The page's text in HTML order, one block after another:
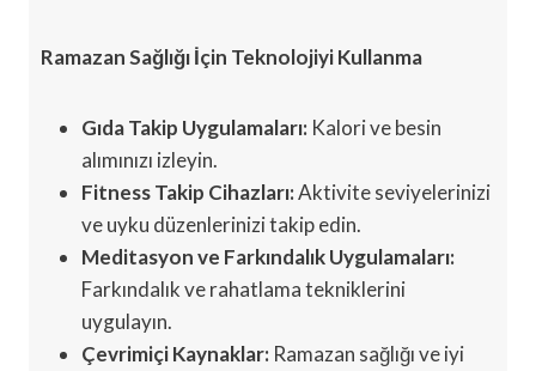
Ramazan Sağlığı İçin Teknolojiyi Kullanma
Gıda Takip Uygulamaları: Kalori ve besin
alımınızı izleyin.
Fitness Takip Cihazları:Aktivite seviyelerinizi
ve uyku düzenlerinizi takip edin.
Meditasyon ve Farkındalık Uygulamaları:
Farkındalık ve rahatlama tekniklerini
uygulayın.
Çevrimiçi Kaynaklar: Ramazan sağlığı ve iyi